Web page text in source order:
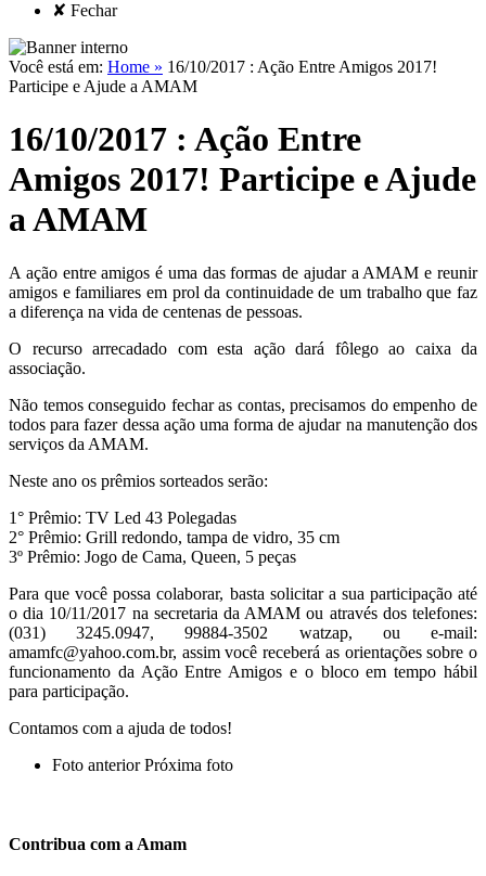
✘ Fechar
Você está em: Home » 16/10/2017 : Ação Entre Amigos 2017!
Participe e Ajude a AMAM
16/10/2017 : Ação Entre
Amigos 2017! Participe e Ajude
a AMAM
A ação entre amigos é uma das formas de ajudar a AMAM e reunir
amigos e familiares em prol da continuidade de um trabalho que faz
a diferença na vida de centenas de pessoas.
O recurso arrecadado com esta ação dará fôlego ao caixa da
associação.
Não temos conseguido fechar as contas, precisamos do empenho de
todos para fazer dessa ação uma forma de ajudar na manutenção dos
serviços da AMAM.
Neste ano os prêmios sorteados serão:
1° Prêmio: TV Led 43 Polegadas
2° Prêmio: Grill redondo, tampa de vidro, 35 cm
3º Prêmio: Jogo de Cama, Queen, 5 peças
Para que você possa colaborar, basta solicitar a sua participação até
o dia 10/11/2017 na secretaria da AMAM ou através dos telefones:
(031) 3245.0947, 99884-3502 watzap, ou e-mail:
amamfc@yahoo.com.br, assim você receberá as orientações sobre o
funcionamento da Ação Entre Amigos e o bloco em tempo hábil
para participação.
Contamos com a ajuda de todos!
Foto anterior Próxima foto
Contribua com a Amam